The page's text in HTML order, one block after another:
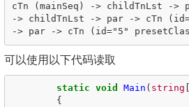
cTn (mainSeq) -> childTnLst ->
-> childTnLst -> par -> cTn
可以使用以下代码读取
static void Main ( string
{